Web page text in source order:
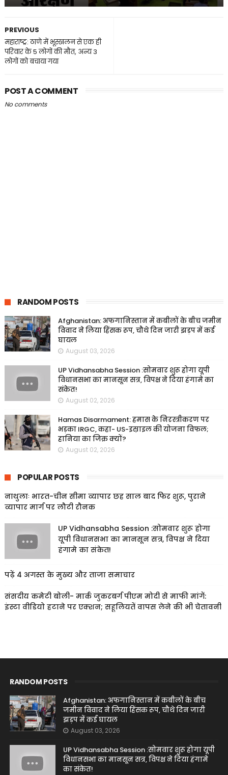
PREVIOUS
महाराष्ट्र: ठाणे में भूस्खलन से एक ही
परिवार के 5 लोगों की मौत, अन्य 3
लोगों को बचाया गया
POST A COMMENT
No comments
RANDOM POSTS
Afghanistan: अफगानिस्तान में कबीलों के बीच जमीन
विवाद ने लिया हिंसक रूप, चौथे दिन जारी झड़प में कई
घायल
August 03, 2026
UP Vidhansabha Session :सोमवार शुरू होगा यूपी
विधानसभा का मानसून सत्र, विपक्ष ने दिया हंगामे का
संकेत!
August 02, 2026
Hamas Disarmament: हमास के निरस्त्रीकरण पर
भड़का IRGC, कहा- US-इस्राइल की योजना विफल;
हानिया का जिक्र क्यों?
August 02, 2026
POPULAR POSTS
नाथुलाः भारत-चीन सीमा व्यापार छह साल बाद फिर शुरू, पुराने
व्यापार मार्ग पर लौटी रौनक
UP Vidhansabha Session :सोमवार शुरू होगा
यूपी विधानसभा का मानसून सत्र, विपक्ष ने दिया
हंगामे का संकेत!
पढ़ें 4 अगस्त के मुख्य और ताजा समाचार
संसदीय कमेटी बोली- मार्क जुकरबर्ग पीएम मोदी से माफी मांगें:
इंस्टा वीडियो हटाने पर एक्शन; सहूलियतें वापस लेने की भी चेतावनी
RANDOM POSTS
Afghanistan: अफगानिस्तान में कबीलों के बीच
जमीन विवाद ने लिया हिंसक रूप, चौथे दिन जारी
झड़प में कई घायल
August 03, 2026
UP Vidhansabha Session :सोमवार शुरू होगा यूपी
विधानसभा का मानसून सत्र, विपक्ष ने दिया हंगामे
का संकेत!